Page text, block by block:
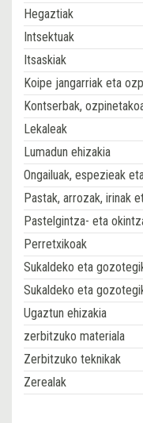
Hegaztiak
Intsektuak
Itsaskiak
Koipe jangarriak eta
Kontserbak,
Lekaleak
Lumadun ehizakia
Ongailuak, espezieak
Pastak, arrozak, irinak
Pastelgintza- eta
Perretxikoak
Sukaldeko eta
Sukaldeko eta
Ugaztun ehizakia
zerbitzuko materiala
Zerbitzuko teknikak
Zerealak